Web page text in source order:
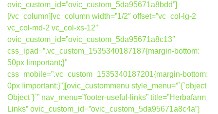
ovic_custom_id=”ovic_custom_5da95671a8bdd”]
[/vc_column][vc_column width=”1/2″ offset=”vc_col-lg-2
vc_col-md-2 vc_col-xs-12″
ovic_custom_id=”ovic_custom_5da95671a8c13″
css_ipad=”.vc_custom_1535340187187{margin-bottom:
50px !important;}”
css_mobile=”.vc_custom_1535340187201{margin-bottom:
0px !important;}”][ovic_custommenu style_menu=”`{`object
Object`}`” nav_menu=”footer-useful-links” title=”Herbafarm
Links” ovic_custom_id=”ovic_custom_5da95671a8c4a”]